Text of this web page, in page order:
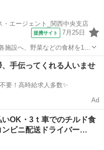
・エージェント_関西中央支店
提携サイト 7月25日
施設へ、野菜などの食材を1日
ク・配送未経験でもOKで
バー
手伝ってくれる人いませ
円〜 / 登録不要！高時給求人多数✨
Ad
いOK・3ｔ車でのチルド食
ンビニ配送ドライバー…